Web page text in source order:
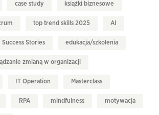
case study książki biznesowe
top trend skills 2025 AI
Success Stories edukacja/szkolenia
zmianą w organizacji
IT Operation Masterclass
RPA mindfulness motywacja